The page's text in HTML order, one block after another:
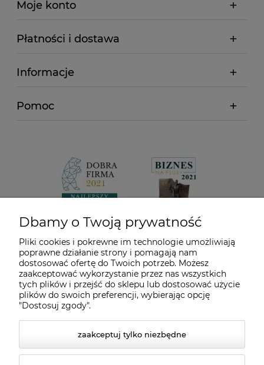
Moje konto
Płatności i dostawa
Informacje
Pomoc
Dbamy o Twoją prywatność
Pliki cookies i pokrewne im technologie umożliwiają
poprawne działanie strony i pomagają nam
dostosować ofertę do Twoich potrzeb. Możesz
zaakceptować wykorzystanie przez nas wszystkich
tych plików i przejść do sklepu lub dostosować użycie
plików do swoich preferencji, wybierając opcję
"Dostosuj zgody".
zaakceptuj tylko niezbędne